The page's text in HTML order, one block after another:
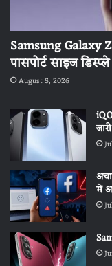
Samsung Galaxy
पासपोर्ट साइज
August 5, 2026
में